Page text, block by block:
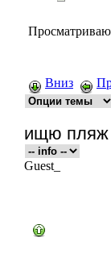
Вниз
ищю пляж
Guest_